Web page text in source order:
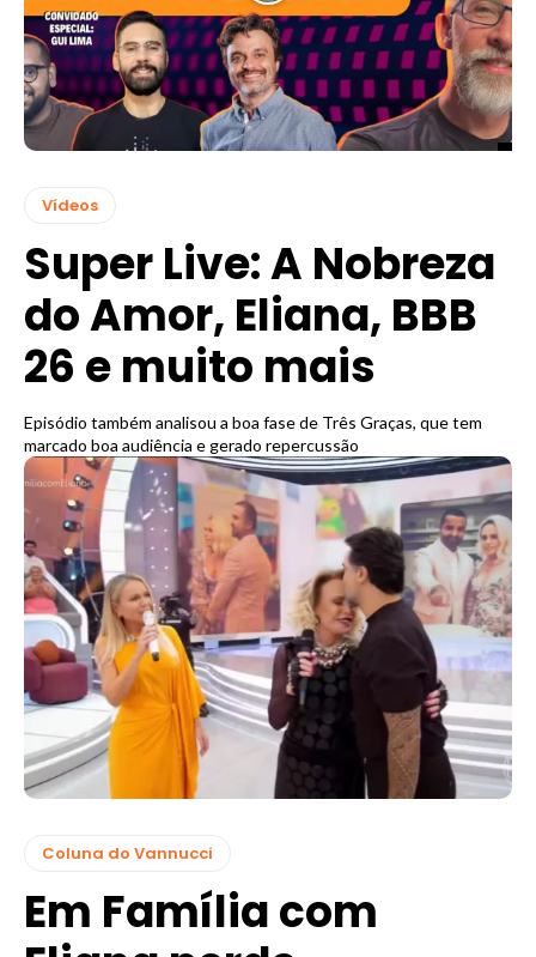
Vídeos
Super Live: A Nobreza
do Amor, Eliana, BBB
26 e muito mais
Episódio também analisou a boa fase de Três Graças, que tem
marcado boa audiência e gerado repercussão
Coluna do Vannucci
Em Família com